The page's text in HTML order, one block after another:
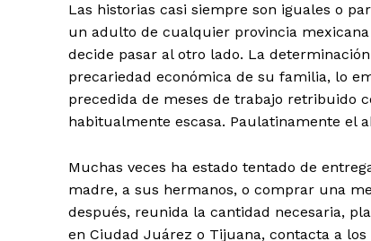
El
Las historias casi siempre son iguales o
un adulto de cualquier provincia mexicana
decide pasar al otro lado. La
precariedad económica de su familia, lo
precedida de meses de trabajo retribuido
habitualmente escasa. Paulatinamente el
Muchas veces ha estado tentado de
madre, a sus hermanos, o comprar una
después, reunida la cantidad necesaria,
en Ciudad Juárez o Tijuana, contacta a